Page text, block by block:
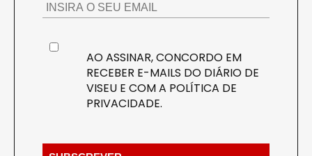
AO ASSINAR, CONCORDO EM
RECEBER E-MAILS DO DIÁRIO DE
VISEU E COM A POLÍTICA DE
PRIVACIDADE.